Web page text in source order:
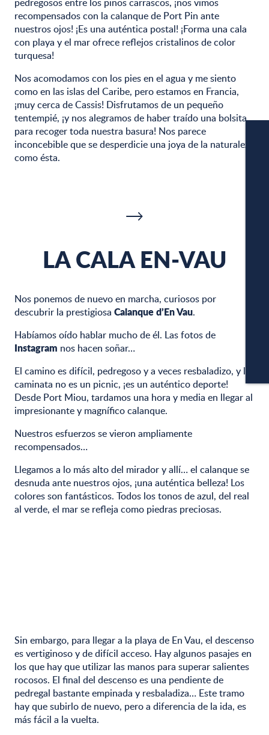
recompensados con la calanque de Port Pin ante
nuestros ojos! ¡Es una auténtica postal! ¡Forma una cala
con playa y el mar ofrece reflejos cristalinos de color
turquesa!
Nos acomodamos con los pies en el agua y me siento
como en las islas del Caribe, pero estamos en Francia,
¡muy cerca de Cassis! Disfrutamos de un pequeño
tentempié, ¡y nos alegramos de haber traído una bolsita
para recoger toda nuestra basura! Nos parece
inconcebible que se desperdicie una joya de la naturaleza
como ésta.
LA CALA EN-VAU
Nos ponemos de nuevo en marcha, curiosos por
descubrir la prestigiosa Calanque d’En Vau.
Habíamos oído hablar mucho de él. Las fotos de
Instagram nos hacen soñar…
El camino es difícil, pedregoso y a veces resbaladizo, y la
caminata no es un picnic, ¡es un auténtico deporte!
Desde Port Miou, tardamos una hora y media en llegar al
impresionante y magnífico calanque.
Nuestros esfuerzos se vieron ampliamente
recompensados…
Llegamos a lo más alto del mirador y allí… el calanque se
desnuda ante nuestros ojos, ¡una auténtica belleza! Los
colores son fantásticos. Todos los tonos de azul, del real
al verde, el mar se refleja como piedras preciosas.
Sin embargo, para llegar a la playa de En Vau, el descenso
es vertiginoso y de difícil acceso. Hay algunos pasajes en
los que hay que utilizar las manos para superar salientes
rocosos. El final del descenso es una pendiente de
pedregal bastante empinada y resbaladiza… Este tramo
hay que subirlo de nuevo, pero a diferencia de la ida, es
más fácil a la vuelta.